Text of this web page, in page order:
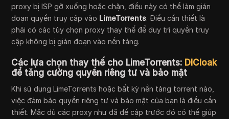
proxy bị ISP gỡ xuống hoặc chặn, điều này có thể làm gián
đoạn quyền truy cập vào LimeTorrents. Điều cần thiết là
phải có các tùy chọn proxy thay thế để duy trì quyền truy
cập không bị gián đoạn vào nền tảng.
Các lựa chọn thay thế cho LimeTorrents: DICloak
để tăng cường quyền riêng tư và bảo mật
Khi sử dụng LimeTorrents hoặc bất kỳ nền tảng torrent nào,
việc đảm bảo quyền riêng tư và bảo mật của bạn là điều cần
thiết. Mặc dù các proxy như đã đề cập trước đó có thể giúp